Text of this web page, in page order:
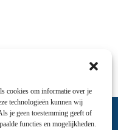
cookies om informatie over je
technologieën kunnen wij
je geen toestemming geeft of
functies en mogelijkheden.